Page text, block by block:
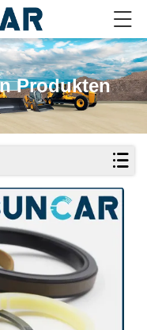
Produkten